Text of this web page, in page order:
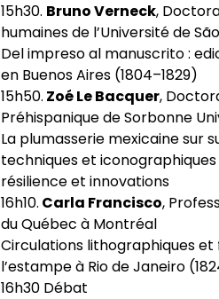
15h30. Bruno Verneck,
humaines de l’Université de
Del impreso al manuscrito :
en Buenos Aires (1804–1829)
15h50. Zoé Le Bacquer,
Préhispanique de Sorbonne
La plumasserie mexicaine sur
techniques et
résilience et innovations
16h10. Carla Francisco,
du Québec à Montréal
Circulations lithographiques et
l’estampe à Rio de Janeiro
16h30 Débat